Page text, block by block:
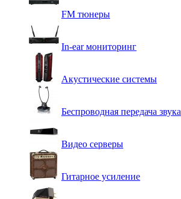
FM тюнеры
In-ear мониторинг
Акустические системы
Беспроводная передача звука
Видео серверы
Гитарное усиление